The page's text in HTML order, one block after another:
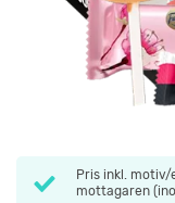
Pris inkl.
mottagaren